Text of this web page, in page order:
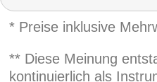
* Preise inklusive
** Diese Meinung
kontinuierlich als